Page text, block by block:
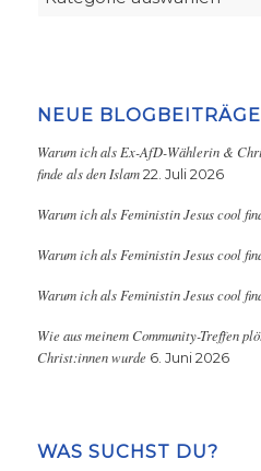
NEUE BLOGBEITRÄGE
Warum ich als Ex-AfD-Wählerin &
finde als den Islam 22. Juli 2026
Warum ich als Feministin Jesus cool
Warum ich als Feministin Jesus cool
Warum ich als Feministin Jesus cool
Wie aus meinem Community-Treffen
Christ:innen wurde 6. Juni 2026
WAS SUCHST DU?